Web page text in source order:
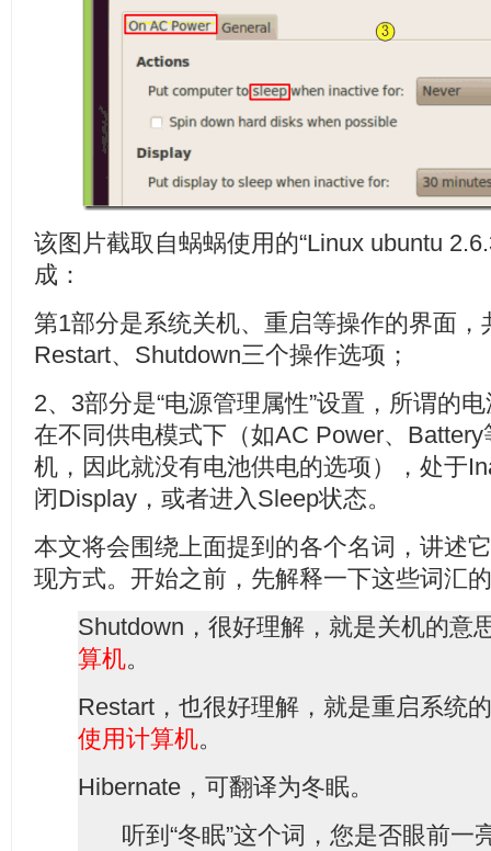
该图片截取自蜗蜗使用的“Linux ubuntu
成：
第1部分是系统关机、重启等操作的界面，
Restart、Shutdown三个操作选项；
2、3部分是“电源管理属性”设置，所谓的
在不同供电模式下（如AC Power、
机，因此就没有电池供电的选项），处于
闭Display，或者进入Sleep状态。
本文将会围绕上面提到的各个名词，讲述
现方式。开始之前，先解释一下这些词汇
Shutdown，很好理解，就是关机的意
算机。
Restart，也很好理解，就是重启系统
使用计算机。
Hibernate，可翻译为冬眠。
听到“冬眠”这个词，您是否眼前一